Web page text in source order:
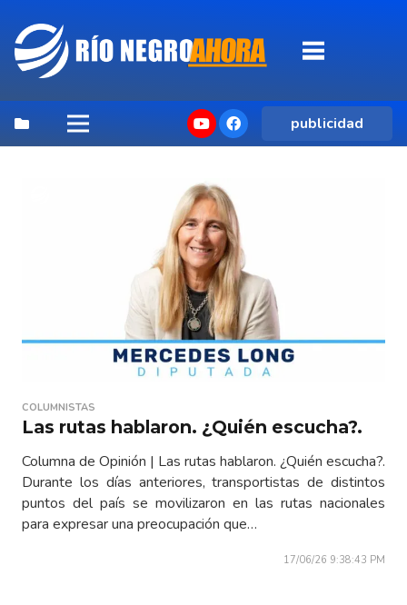
publicidad
COLUMNISTAS
Las rutas hablaron. ¿Quién escucha?.
Columna de Opinión | Las rutas hablaron. ¿Quién escucha?.
Durante los días anteriores, transportistas de distintos
puntos del país se movilizaron en las rutas nacionales
para expresar una preocupación que…
17/06/26 9:38:43 PM